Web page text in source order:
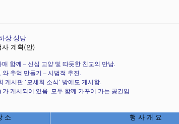
상 성당
사 계획(안)
매 함께 – 신심 고양 및 따듯한 친교의 만남.
와 추억 만들기 – 시범적 추진
게시판 ‘ 모세회 소식‘ 방에도 게시함
가 게시되어 있음
모두 함께 가꾸어 가는 공간임
소
행 사 개 요